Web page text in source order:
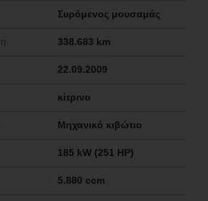
Συρόμενος μουσαμάς
338.683 km
22.09.2009
κίτρινο
Μηχανικό κιβώτιο
185 kW (251 HP)
5.880 ccm